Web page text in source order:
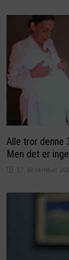
Alle tror denne
Men det er
17. desember